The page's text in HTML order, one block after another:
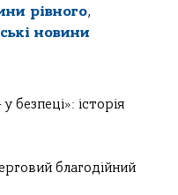
рівного,
новини
безпеці»: історія
благодійний